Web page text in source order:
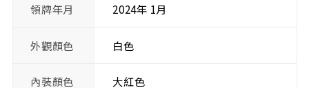
領牌年月 2024年 1月
外觀顏色 白色
內裝顏色 大紅色